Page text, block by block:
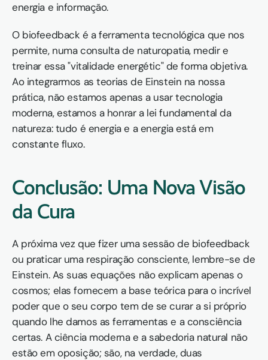
energia e informação.
O biofeedback é a ferramenta tecnológica que nos
permite, numa consulta de naturopatia, medir e
treinar essa "vitalidade energétic" de forma objetiva.
Ao integrarmos as teorias de Einstein na nossa
prática, não estamos apenas a usar tecnologia
moderna, estamos a honrar a lei fundamental da
natureza: tudo é energia e a energia está em
constante fluxo.
Conclusão: Uma Nova Visão
da Cura
A próxima vez que fizer uma sessão de biofeedback
ou praticar uma respiração consciente, lembre-se de
Einstein. As suas equações não explicam apenas o
cosmos; elas fornecem a base teórica para o incrível
poder que o seu corpo tem de se curar a si próprio
quando lhe damos as ferramentas e a consciência
certas. A ciência moderna e a sabedoria natural não
estão em oposição; são, na verdade, duas